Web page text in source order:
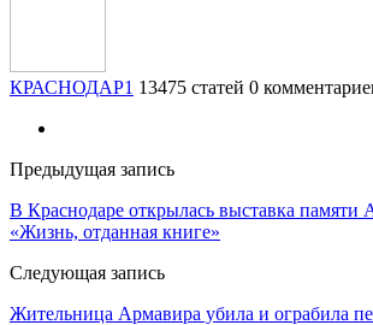
КРАСНОДАР1 13475 статей 0
Предыдущая запись
В Краснодаре открылась выставка памяти
«Жизнь, отданная книге»
Следующая запись
Жительница Армавира убила и ограбила